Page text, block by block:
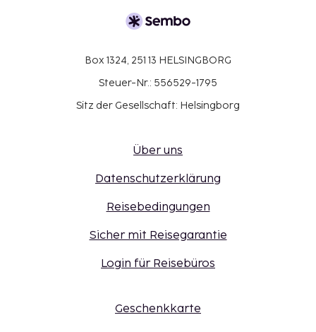
Box 1324, 251 13 HELSINGBORG
Steuer-Nr.: 556529-1795
Sitz der Gesellschaft: Helsingborg
Über uns
Datenschutzerklärung
Reisebedingungen
Sicher mit Reisegarantie
Login für Reisebüros
Geschenkkarte